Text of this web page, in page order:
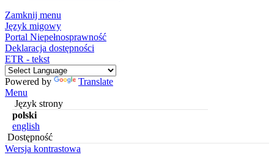
Zamknij menu
Język migowy
Portal Niepełnosprawność
Deklaracja dostępności
ETR - tekst
Powered by
Translate
Menu
Język strony
polski
english
Dostępność
Wersja kontrastowa